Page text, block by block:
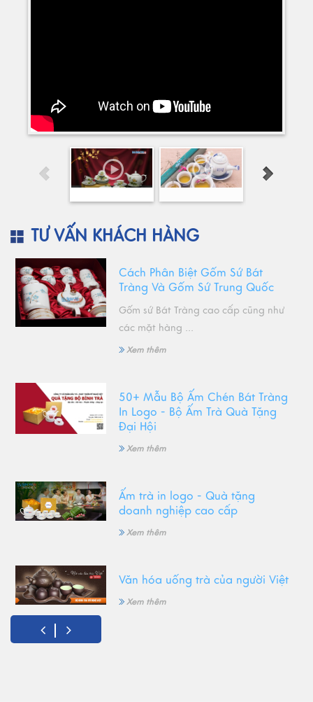
TƯ VẤN KHÁCH HÀNG
Cách Phân Biệt Gốm Sứ Bát
Tràng Và Gốm Sứ Trung Quốc
Gốm sứ Bát Tràng cao cấp cũng như
các mặt hàng ...
Xem thêm
50+ Mẫu Bộ Ấm Chén Bát Tràng
In Logo - Bộ Ấm Trà Quà Tặng
Đại Hội
Xem thêm
Ấm trà in logo - Quà tặng
doanh nghiệp cao cấp
Xem thêm
Văn hóa uống trà của người Việt
Xem thêm